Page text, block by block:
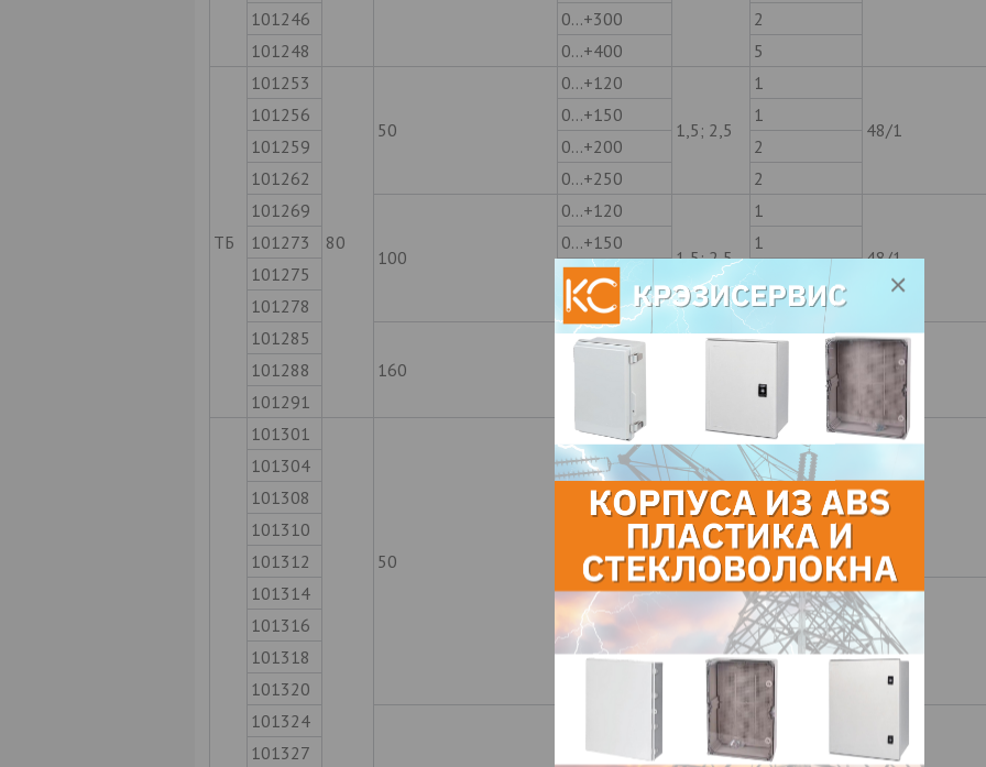
101246
0…+300
2
101248
0…+400 5
ТБ
101253
80
50
0…+120
1,5; 2,5
1
48/1
101256 0…+150
1
101259
0…+200
2
101262
0…+250
2
101269
100
0…+120
1,5; 2,5
1
48/1
101273 0…+150
1
101275
0…+200
2
101278
0…+250
2
101285
160
0…+120
1
48/1
101288
101291
2
101301
50
-35…+50
1,5
0,5
48/1
101304 0…+120
1
101308
0…+150
101310
2
101312
0…+250
2
101314
0…+300 2
48/1
101316 0…+400
5
101318
0…+450
5
101320
10
101324
0,5
101327 0…+120
1